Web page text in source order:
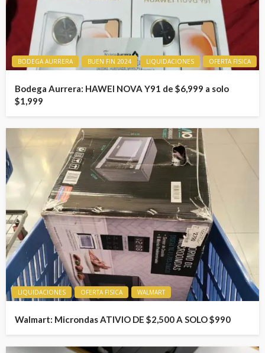
BODEGA AURRERA BUEN FIN 2024 LIQUIDACIONES OFERTA FISICA
Bodega Aurrera: HAWEI NOVA Y91 de $6,999 a solo
$1,999
LIQUIDACIONES OFERTA FISICA WALMART
Walmart: Microndas ATIVIO DE $2,500 A SOLO $990